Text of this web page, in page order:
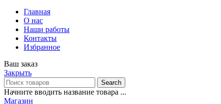
Главная
О нас
Наши работы
Контакты
Избранное
Ваш заказ
Закрыть
Search
Начните вводить название товара ...
Магазин